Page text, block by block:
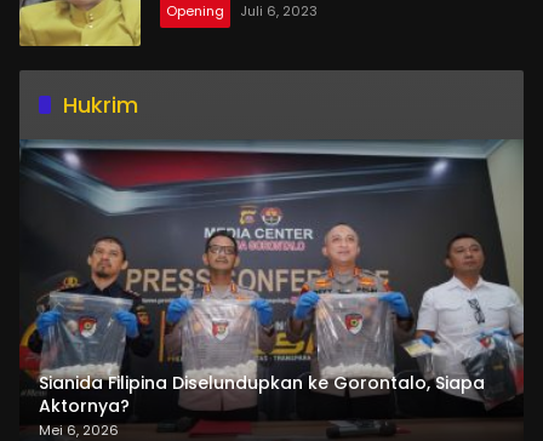
Opening Juli 6, 2023
Hukrim
Sianida Filipina Diselundupkan ke Gorontalo, Siapa
Aktornya?
Mei 6, 2026